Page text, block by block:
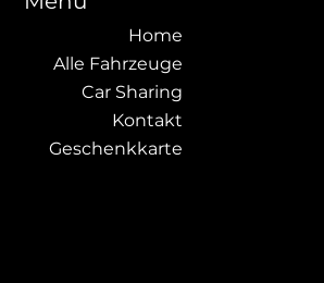
Home
Alle Fahrzeuge
Car Sharing
Kontakt
Geschenkkarte